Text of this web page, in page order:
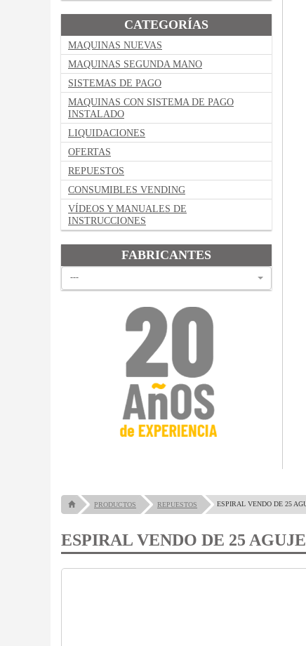
CATEGORÍAS
MAQUINAS NUEVAS
MAQUINAS SEGUNDA MANO
SISTEMAS DE PAGO
MAQUINAS CON SISTEMA DE PAGO
INSTALADO
LIQUIDACIONES
OFERTAS
REPUESTOS
CONSUMIBLES VENDING
VÍDEOS Y MANUALES DE
INSTRUCCIONES
FABRICANTES
---
PRODUCTOS REPUESTOS ESPIRAL VENDO DE 25
ESPIRAL VENDO DE 25